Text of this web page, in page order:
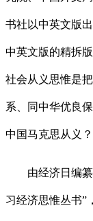
书社以中英文版
中英文版的精拆
社会从义思惟是
系、同中华优良
中国马克思从义？
由经济日编纂
习经济思惟丛书”